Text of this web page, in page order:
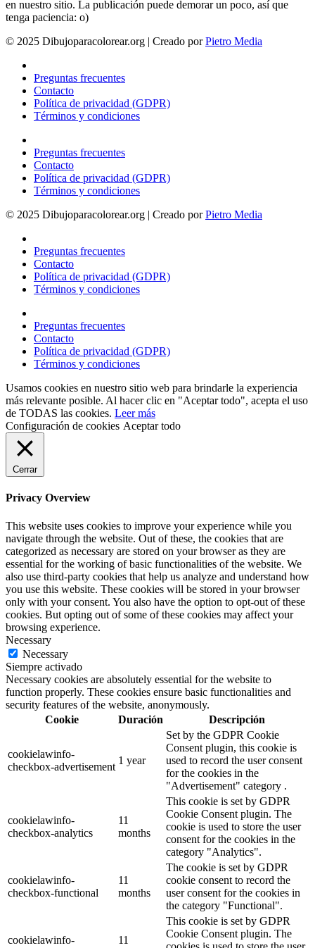
en nuestro sitio. La publicación puede demorar un poco, así que
tenga paciencia: o)
© 2025 Dibujoparacolorear.org | Creado porPietro Media
Preguntas frecuentes
Contacto
Política de privacidad (GDPR)
Términos y condiciones
Preguntas frecuentes
Contacto
Política de privacidad (GDPR)
Términos y condiciones
© 2025 Dibujoparacolorear.org | Creado porPietro Media
Preguntas frecuentes
Contacto
Política de privacidad (GDPR)
Términos y condiciones
Preguntas frecuentes
Contacto
Política de privacidad (GDPR)
Términos y condiciones
Usamos cookies en nuestro sitio web para brindarle la experiencia
más relevante posible. Al hacer clic en "Aceptar todo", acepta el uso
de TODAS las cookies. Leer más
Configuración de cookies Aceptar todo
Cerrar
Privacy Overview
This website uses cookies to improve your experience while you
navigate through the website. Out of these, the cookies that are
categorized as necessary are stored on your browser as they are
essential for the working of basic functionalities of the website. We
also use third-party cookies that help us analyze and understand how
you use this website. These cookies will be stored in your browser
only with your consent. You also have the option to opt-out of these
cookies. But opting out of some of these cookies may affect your
browsing experience.
Necessary
Necessary
Siempre activado
Necessary cookies are absolutely essential for the website to
function properly. These cookies ensure basic functionalities and
security features of the website, anonymously.
Cookie
Duración Descripción
cookielawinfo-
checkbox-advertisement
1 year
Set by the GDPR Cookie
Consent plugin, this cookie is
used to record the user consent
for the cookies in the
"Advertisement" category .
cookielawinfo-
checkbox-analytics
11
months
This cookie is set by GDPR
Cookie Consent plugin. The
cookie is used to store the user
consent for the cookies in the
category "Analytics".
cookielawinfo-
checkbox-functional
11
months
The cookie is set by GDPR
cookie consent to record the
user consent for the cookies in
the category "Functional".
cookielawinfo-
11
This cookie is set by GDPR
Cookie Consent plugin. The